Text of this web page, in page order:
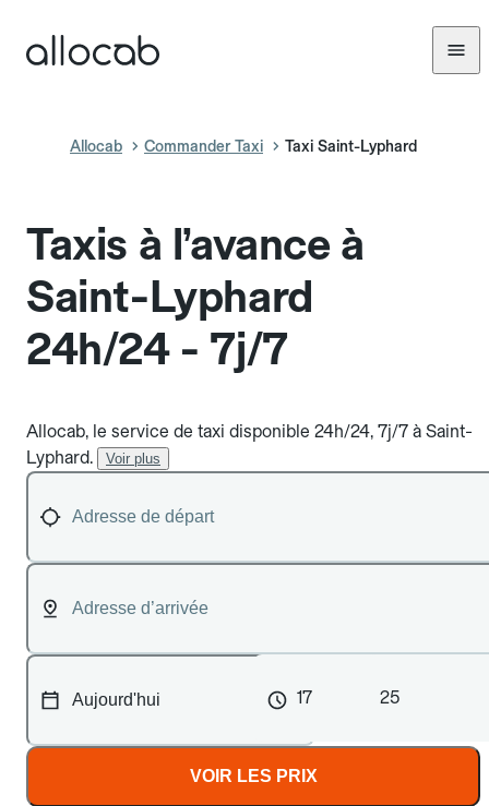
Allocab Commander Taxi Taxi Saint-Lyphard
Taxis à l’avance à
Saint-Lyphard
24h/24 - 7j/7
Allocab, le service de taxi disponible 24h/24, 7j/7 à Saint-
Lyphard.
Voir plus
17 25
VOIR LES PRIX